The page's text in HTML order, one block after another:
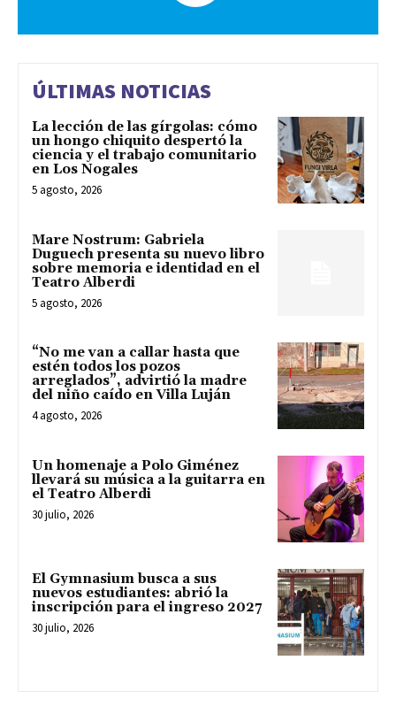
ÚLTIMAS NOTICIAS
La lección de las gírgolas: cómo
un hongo chiquito despertó la
ciencia y el trabajo comunitario
en Los Nogales
5 agosto, 2026
Mare Nostrum: Gabriela
Duguech presenta su nuevo libro
sobre memoria e identidad en el
Teatro Alberdi
5 agosto, 2026
“No me van a callar hasta que
estén todos los pozos
arreglados”, advirtió la madre
del niño caído en Villa Luján
4 agosto, 2026
Un homenaje a Polo Giménez
llevará su música a la guitarra en
el Teatro Alberdi
30 julio, 2026
El Gymnasium busca a sus
nuevos estudiantes: abrió la
inscripción para el ingreso 2027
30 julio, 2026